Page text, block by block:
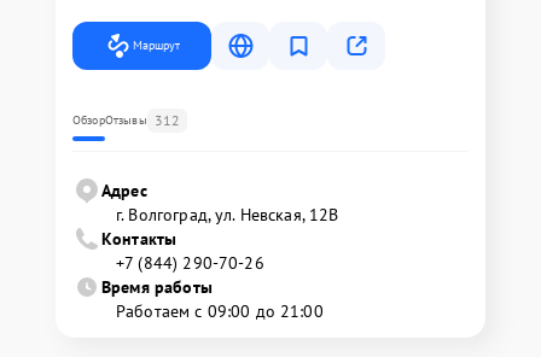
Маршрут
ОбзорОтзывы 312
Адрес
г. Волгоград, ул. Невская, 12В
Контакты
+7 (844) 290-70-26
Время работы
Работаем с 09:00 до 21:00